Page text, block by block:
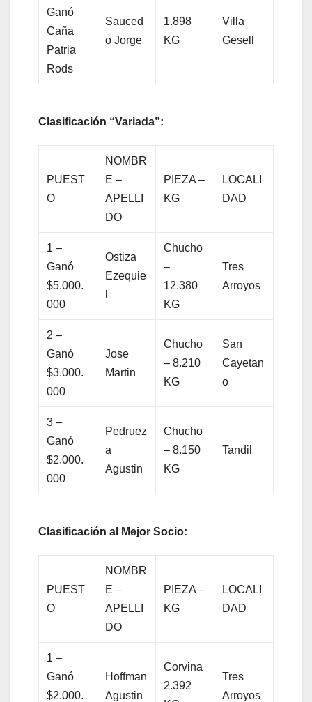
Ganó
Caña
Patria
Rods
Sauced
o Jorge
1.898
KG
Villa
Gesell
Clasificación “Variada”:
PUEST
O
NOMBR
E –
APELLI
DO
PIEZA –
KG
LOCALI
DAD
1 –
Ganó
$5.000.
000
Ostiza
Ezequie
Chucho
–
12.380
KG
Tres
Arroyos
2 –
Ganó
$3.000.
000
Jose
Martin
Chucho
– 8.210
KG
San
Cayetan
o
3 –
Ganó
$2.000.
000
Pedruez
a
Agustin
Chucho
– 8.150
KG
Tandil
Clasificación al Mejor Socio:
PUEST
O
NOMBR
E –
APELLI
DO
PIEZA –
KG
LOCALI
DAD
1 –
Ganó
$2.000.
Hoffman
Agustin
Corvina
2.392
Tres
Arroyos